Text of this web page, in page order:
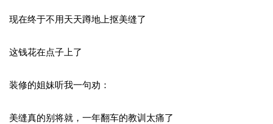
现在终于不用天天蹲地上抠美缝了
这钱花在点子上了
装修的姐妹听我一句劝：
美缝真的别将就，一年翻车的教训太痛了